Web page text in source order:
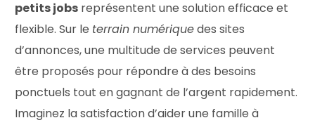
petits jobs représentent une solution efficace et
flexible. Sur le terrain numériquedes sites
d’annonces, une multitude de services peuvent
être proposés pour répondre à des besoins
ponctuels tout en gagnant de l’argent rapidement.
Imaginez la satisfaction d’aider une famille à